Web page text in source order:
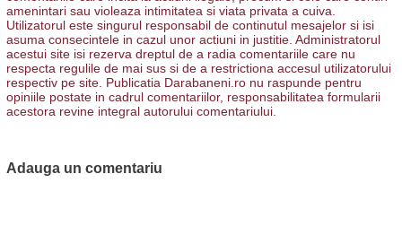
amenintari sau violeaza intimitatea si viata privata a cuiva.
Utilizatorul este singurul responsabil de continutul mesajelor si isi
asuma consecintele in cazul unor actiuni in justitie. Administratorul
acestui site isi rezerva dreptul de a radia comentariile care nu
respecta regulile de mai sus si de a restrictiona accesul utilizatorului
respectiv pe site. Publicatia Darabaneni.ro nu raspunde pentru
opiniile postate in cadrul comentariilor, responsabilitatea formularii
acestora revine integral autorului comentariului.
Adauga un comentariu